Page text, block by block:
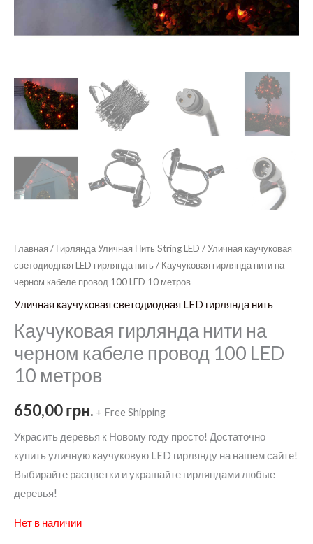
Главная / Гирлянда Уличная Нить String LED /Уличная каучуковая
светодиодная LED гирлянда нить / Каучуковая гирлянда нити на
черном кабеле провод 100 LED 10 метров
Уличная каучуковая светодиодная LED гирлянда нить
Каучуковая гирлянда нити на
черном кабеле провод 100 LED
10 метров
650,00грн. + Free Shipping
Украсить деревья к Новому году просто! Достаточно
купить уличную каучуковую LED гирлянду на нашем сайте!
Выбирайте расцветки и украшайте гирляндами любые
деревья!
Нет в наличии